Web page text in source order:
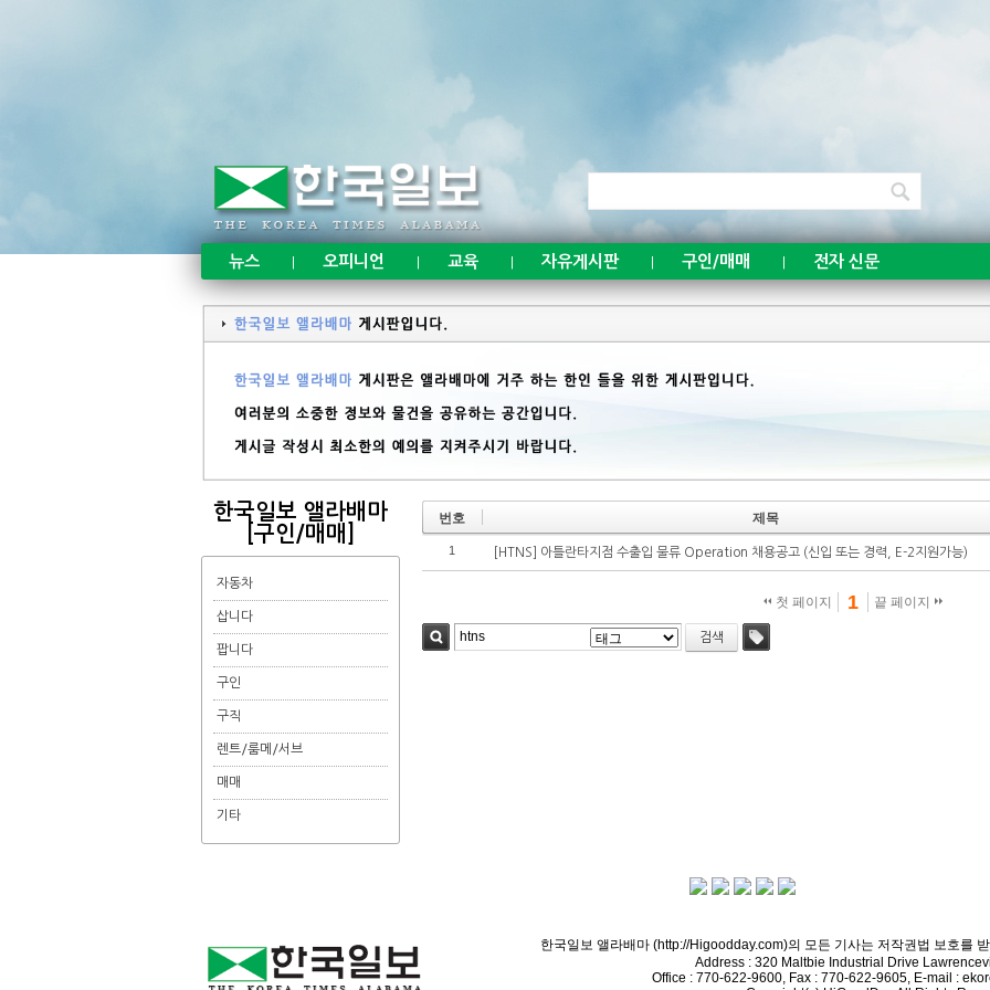
뉴스 오피니언 교육 자유게시판 구인/매매 전자 신문
한국일보 앨라배마
[구인/매매]
자동차
삽니다
팝니다
구인
구직
렌트/룸메/서브
매매
기타
번호 제목
1 [HTNS] 아틀란타지점 수출입 물류 Operation 채용공고 (신입 또는 경력, E-2지원가능)
첫 페이지 1 끝 페이지
검색
한국일보 앨라배마 (http://Higoodday.com)의 모든 기사는 저작권법 보호를
Address : 320 Maltbie Industrial Drive
Office : 770-622-9600, Fax : 770-622-9605, E-mail :